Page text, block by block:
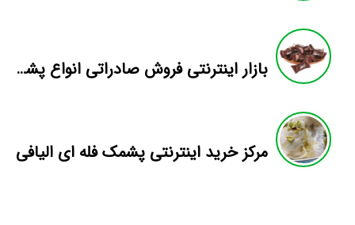
بازار اینترنتی فروش صادراتی انواع پشمک الیافی/شکلاتی
مرکز خرید اینترنتی پشمک فله ای الیافی